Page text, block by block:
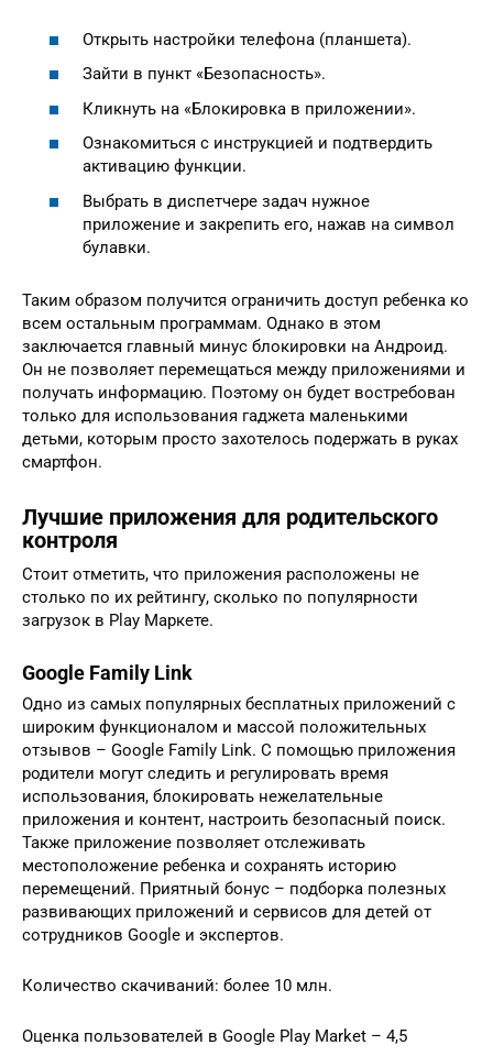
Открыть настройки телефона (планшета).
Зайти в пункт «Безопасность».
Кликнуть на «Блокировка в приложении».
Ознакомиться с инструкцией и подтвердить
активацию функции.
Выбрать в диспетчере задач нужное
приложение и закрепить его, нажав на символ
булавки.
Таким образом получится ограничить доступ ребенка ко
всем остальным программам. Однако в этом
заключается главный минус блокировки на Андроид.
Он не позволяет перемещаться между приложениями и
получать информацию. Поэтому он будет востребован
только для использования гаджета маленькими
детьми, которым просто захотелось подержать в руках
смартфон.
Лучшие приложения для родительского
контроля
Стоит отметить, что приложения расположены не
столько по их рейтингу, сколько по популярности
загрузок в Play Маркете.
Google Family Link
Одно из самых популярных бесплатных приложений с
широким функционалом и массой положительных
отзывов – Google Family Link. С помощью приложения
родители могут следить и регулировать время
использования, блокировать нежелательные
приложения и контент, настроить безопасный поиск.
Также приложение позволяет отслеживать
местоположение ребенка и сохранять историю
перемещений. Приятный бонус – подборка полезных
развивающих приложений и сервисов для детей от
сотрудников Google и экспертов.
Количество скачиваний: более 10 млн.
Оценка пользователей в Google Play Market – 4,5